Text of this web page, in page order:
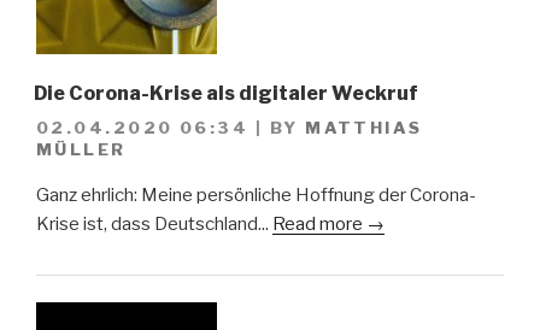
Die Corona-Krise als digitaler Weckruf
02.04.2020 06:34 BY MATTHIAS
MÜLLER
Ganz ehrlich: Meine persönliche Hoffnung der Corona-
Krise ist, dass Deutschland... Read more →